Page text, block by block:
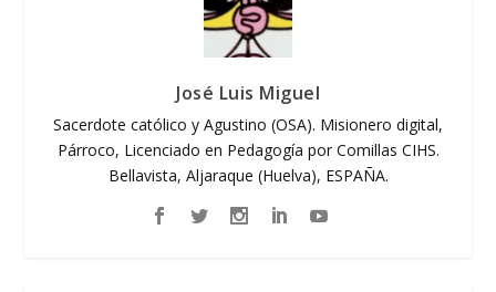
José Luis Miguel
Sacerdote católico y Agustino (OSA). Misionero digital,
Párroco, Licenciado en Pedagogía por Comillas CIHS.
Bellavista, Aljaraque (Huelva), ESPAÑA.